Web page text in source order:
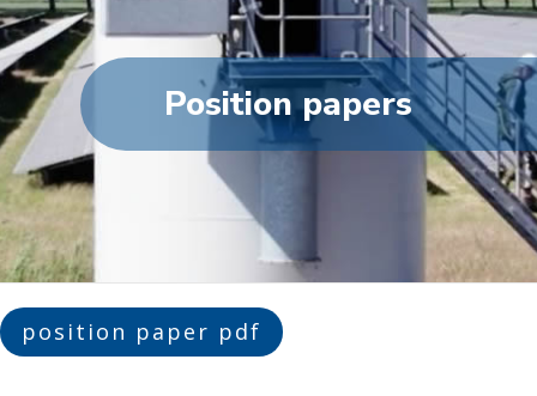
Position papers
position paper pdf